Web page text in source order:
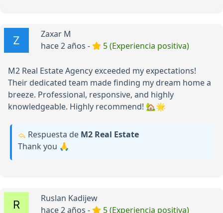
Zaxar M
hace 2 años -
5 (Experiencia positiva)
M2 Real Estate Agency exceeded my expectations!
Their dedicated team made finding my dream home a
breeze. Professional, responsive, and highly
knowledgeable. Highly recommend! 🏡🌟
Respuesta de М2 Real Estate
Thank you 🙏
Ruslan Kadijew
hace 2 años -
5 (Experiencia positiva)